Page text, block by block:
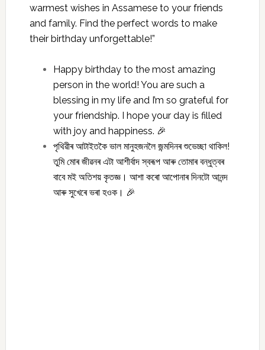
warmest wishes in Assamese to your friends
and family. Find the perfect words to make
their birthday unforgettable!”
Happy birthday to the most amazing
person in the world! You are such a
blessing in my life and I’m so grateful for
your friendship. I hope your day is filled
with joy and happiness. 🎉
পৃথিৱীৰ আটাইতকৈ ভাল মানুহজনলৈ জন্মদিনৰ শুভেচ্ছা থাকিল!
তুমি মোৰ জীৱনৰ এটা আশীৰ্বাদ স্বৰূপ আৰু তোমাৰ বন্ধুত্বৰ
বাবে মই অতিশয় কৃতজ্ঞ। আশা কৰো আপোনাৰ দিনটো আনন্দ
আৰু সুখেৰে ভৰা হওক। 🎉